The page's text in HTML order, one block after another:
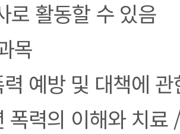
로 활동할 수 있음
목
예방 및 대책에
폭력의 이해와 치료